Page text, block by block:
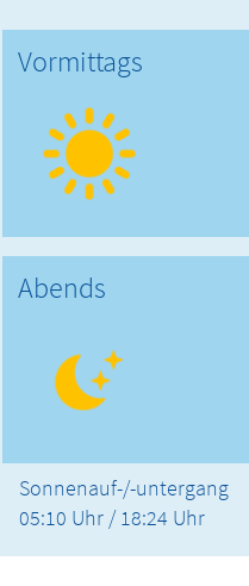
Vormittags
Abends
Sonnenauf-/-untergang
05:10 Uhr / 18:24 Uhr